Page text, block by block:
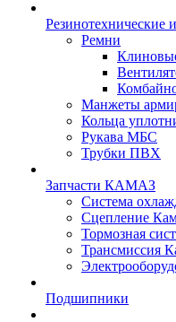
Резинотехнические
Ремни
Манжеты
Кольца
Рукава МБС
Трубки ПВХ
Запчасти КАМАЗ
Система
Сцепление
Тормозная
Трансмиссия
Подшипники